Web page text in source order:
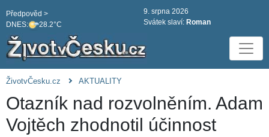
DNES: 28.2°C
Předpověd >
9. srpna 2026
Svátek slaví: Roman
ŽivotvČesku.cz AKTUALITY
Otazník nad rozvolněním. Adam
Vojtěch zhodnotil účinnost